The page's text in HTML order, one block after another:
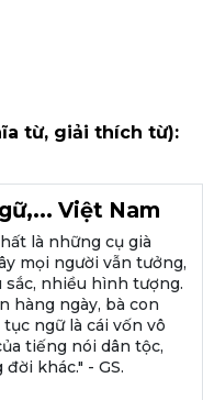
từ, giải thích từ):
Việt Nam
là những cụ già
mọi người vẫn tưởng,
sắc, nhiều hình tượng.
hàng ngày, bà con
ngữ là cái vốn vô
tiếng nói dân tộc,
khác." - GS.